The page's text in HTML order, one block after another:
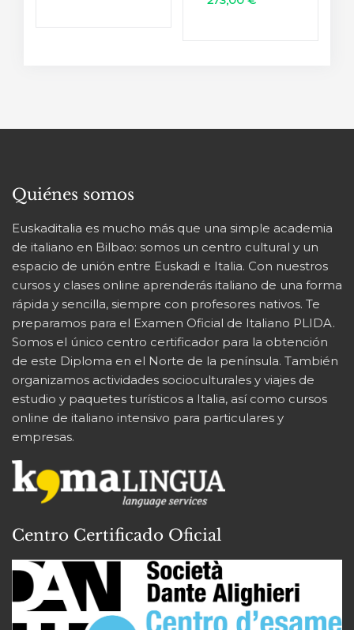
273,00 €
Quiénes somos
Euskaditalia es mucho más que una simple academia
de italiano en Bilbao: somos un centro cultural y un
espacio de unión entre Euskadi e Italia. Con nuestros
cursos y clases online aprenderás italiano de una forma
rápida y sencilla, siempre con profesores nativos. Te
preparamos para el Examen Oficial de Italiano PLIDA.
Somos el único centro certificador para la obtención
de este Diploma en el Norte de la península. También
organizamos actividades socioculturales y viajes de
estudio y paquetes turísticos a Italia, así como cursos
online de italiano intensivo para particulares y
empresas.
Centro Certificado Oficial